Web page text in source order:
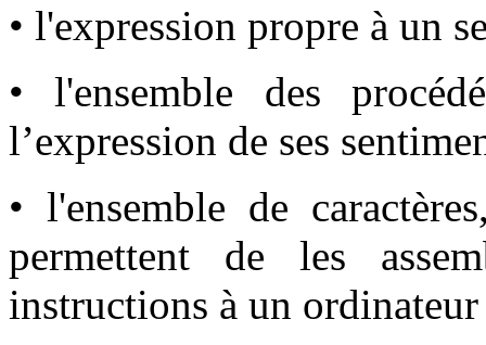
• l'expression propre à un
• l'ensemble des
l’expression de ses
• l'ensemble de
permettent de les
instructions à un ordinateur